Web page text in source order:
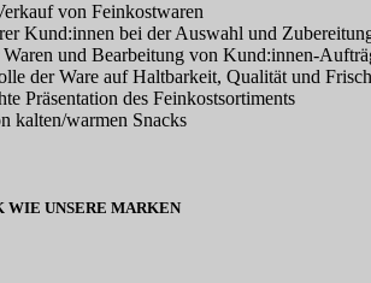
von Feinkostwaren
Kund:innen bei der Auswahl und
und Bearbeitung von Kund:innen-
der Ware auf Haltbarkeit, Qualität und
Präsentation des Feinkostsortiments
kalten/warmen Snacks
WIE UNSERE MARKEN